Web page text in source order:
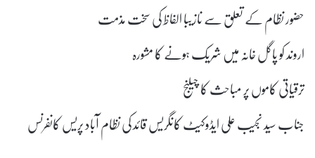
حضور نظام کے تعلق سے نازیبا الفاظ کی سخت مذمت
اروند کو پاگل خانہ میں شریک ہونے کا مشورہ
ترقیاتی کاموں پر مباحث کا چیلنج
جناب سید نجیب علی ایڈوکیٹ کانگریس قائد کی نظام آباد پریس کانفرنس